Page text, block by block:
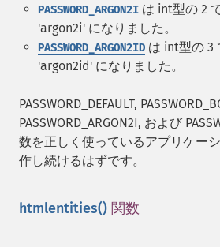
PASSWORD_ARGON2I は int型の 2
'argon2i' になりました。
PASSWORD_ARGON2ID は int型の 3
'argon2id' になりました。
PASSWORD_DEFAULT,
PASSWORD_ARGON2I, および
数を正しく使っているアプリケー
作し続けるはずです。
htmlentities() 関数